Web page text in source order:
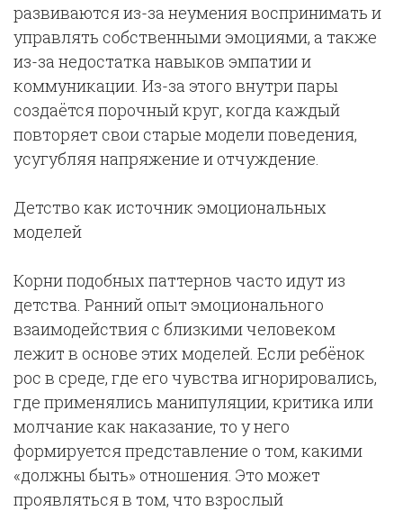
развиваются из-за неумения воспринимать и
управлять собственными эмоциями, а также
из-за недостатка навыков эмпатии и
коммуникации. Из-за этого внутри пары
создаётся порочный круг, когда каждый
повторяет свои старые модели поведения,
усугубляя напряжение и отчуждение.
Детство как источник эмоциональных
моделей
Корни подобных паттернов часто идут из
детства. Ранний опыт эмоционального
взаимодействия с близкими человеком
лежит в основе этих моделей. Если ребёнок
рос в среде, где его чувства игнорировались,
где применялись манипуляции, критика или
молчание как наказание, то у него
формируется представление о том, какими
«должны быть» отношения. Это может
проявляться в том, что взрослый